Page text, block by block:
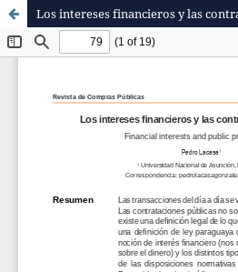
Los intereses financieros y las